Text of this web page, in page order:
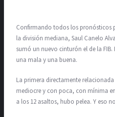
Confirmando todos los pronósticos
la división mediana, Saul Canelo
sumó un nuevo cinturón el de la FIB.
una mala y una buena.
La primera directamente
mediocre y con poca, con mínima
a los 12 asaltos, hubo pelea. Y eso